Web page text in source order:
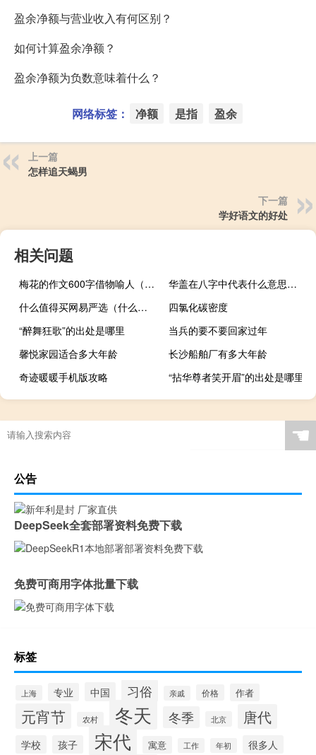
盈余净额与营业收入有何区别？
如何计算盈余净额？
盈余净额为负数意味着什么？
网络标签： 净额 是指 盈余
上一篇
怎样追天蝎男
下一篇
学好语文的好处
相关问题
梅花的作文600字借物喻人（梅花的作文）
华盖在八字中代表什么意思（华盖是什么意思）
什么值得买网易严选（什么值得买网站官网）
四氯化碳密度
“醉舞狂歌”的出处是哪里
当兵的要不要回家过年
馨悦家园适合多大年龄
长沙船舶厂有多大年龄
奇迹暖暖手机版攻略
“拈华尊者笑开眉”的出处是哪里
☚
公告
DeepSeek全套部署资料免费下载
免费可商用字体批量下载
标签
上海 专业 中国 习俗 亲戚 价格 作者
元宵节 农村 冬天 冬季 北京 唐代
学校 孩子 宋代 寓意 工作 年初 很多人